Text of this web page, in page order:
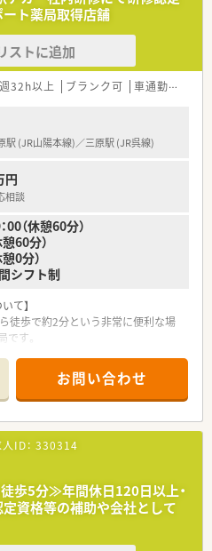
周囲と円滑なコミュニケーションを
展開する一部上場グループ企業であ
地域密着型の店舗運営を重視し、患
。
えることで、地域特性や現場のニー
す。
の上、450万円から550万円の間で
支給され、日々の頑張りがしっかり
ート薬局取得店舗
ストに追加
週32h以上 ブランク可 車通勤可
駅 (JR山陽本線)／三原駅 (JR呉線)
円
相談
（休憩60分）
60分）
0分）
シフト制
て】
徒歩で約2分という非常に便利な場
す。
。
1名、事務スタッフ4名の体制で協力
ます。
ついて】
募集を行っており、チームワークを
ます。
地域医療への貢献に対して意欲的に
環境です。
ある方も、充実した研修制度が整っ
ます。
お問い合わせ
ID： 330314
徒歩5分≫年間休日120日以上・
資格等の補助や会社として